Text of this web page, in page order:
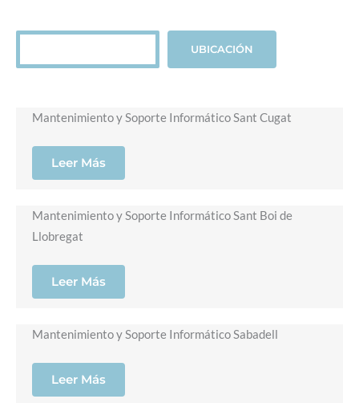
UBICACIÓN
Mantenimiento y Soporte Informático Sant Cugat
Leer Más
Mantenimiento y Soporte Informático Sant Boi de
Llobregat
Leer Más
Mantenimiento y Soporte Informático Sabadell
Leer Más